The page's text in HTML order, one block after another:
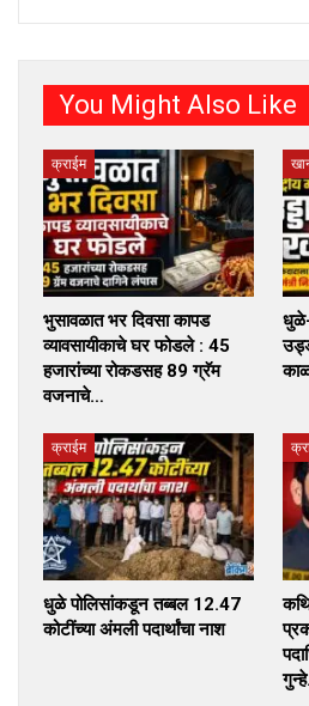
You Might Also Like
क्राईम
भुसावळात भर दिवसा कापड
व्यावसायीकाचे घर फोडले : 45
हजारांच्या रोकडसह 89 ग्रॅम
वजनाचे…
धुळे-
क्राईम
धुळे पोलिसांकडून तब्बल 12.47
कोटींच्या अंमली पदार्थांचा नाश